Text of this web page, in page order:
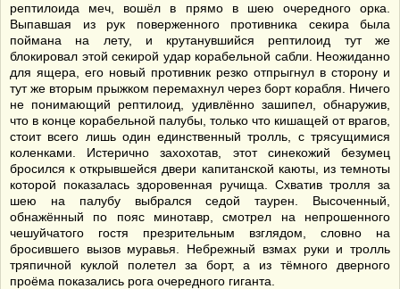
рептилоида меч, вошёл в прямо в шею очередного орка.
Выпавшая из рук поверженного противника секира была
поймана на лету, и крутанувшийся рептилоид тут же
блокировал этой секирой удар корабельной сабли. Неожиданно
для ящера, его новый противник резко отпрыгнул в сторону и
тут же вторым прыжком перемахнул через борт корабля. Ничего
не понимающий рептилоид, удивлённо зашипел, обнаружив,
что в конце корабельной палубы, только что кишащей от врагов,
стоит всего лишь один единственный тролль, с трясущимися
коленками. Истерично захохотав, этот синекожий безумец
бросился к открывшейся двери капитанской каюты, из темноты
которой показалась здоровенная ручища. Схватив тролля за
шею на палубу выбрался седой таурен. Высоченный,
обнажённый по пояс минотавр, смотрел на непрошенного
чешуйчатого гостя презрительным взглядом, словно на
бросившего вызов муравья. Небрежный взмах руки и тролль
тряпичной куклой полетел за борт, а из тёмного дверного
проёма показались рога очередного гиганта.